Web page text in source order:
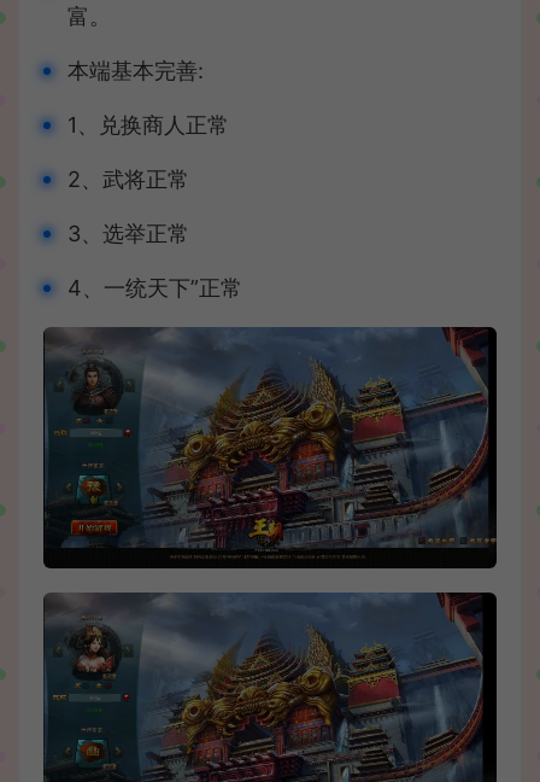
富。
本端基本完善:
1、兑换商人正常
2、武将正常
3、选举正常
4、一统天下”正常